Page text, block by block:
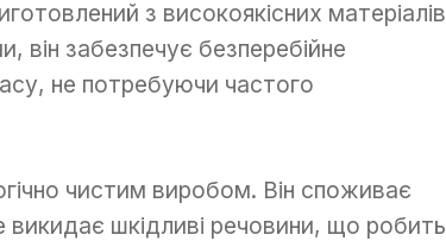
з високоякісних матеріалів
він забезпечує безперебійне
не потребуючи частого
чистим виробом. Він споживає
викидає шкідливі речовини, що робить